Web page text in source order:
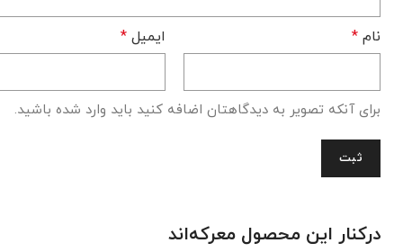
نام * ایمیل *
برای آنکه تصویر به دیدگاهتان اضافه کنید باید وارد شده باشید.
درکنار این محصول معرکه‌اند